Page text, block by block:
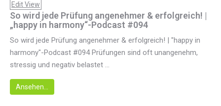
Edit View
So wird jede Prüfung angenehmer & erfolgreich! |
„happy in harmony“-Podcast #094
So wird jede Prüfung angenehmer & erfolgreich! | "happy in
harmony"-Podcast #094 Prüfungen sind oft unangenehm,
stressig und negativ belastet ...
Ansehen...